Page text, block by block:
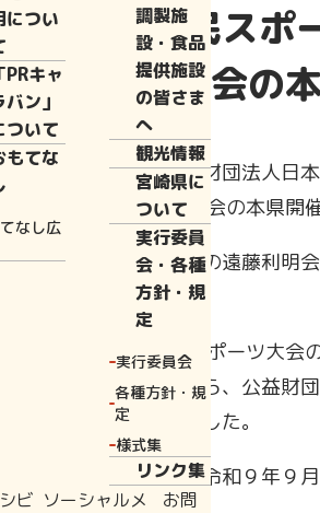
につい
PRキャ
バン」
ついて
もてな
なし広
調製施
設・食品
提供施設
の皆さま
へ
観光情報
宮崎県に
ついて
実行委員
会・各種
方針・規
定
実行委員会
各種方針・規
定
様式集
リンク集
ビ ソーシャルメ
お問
第81回国民スポ
スポーツ大会の
本日開催された公益財団法人日
81回国民スポーツ大会の本県開
理事会では、同協会の遠藤利明
渡されました。
また、第81回国民スポーツ大
催も決定することから、公益
への協力を要請しました。
○ 国スポ会期：令和９年９月